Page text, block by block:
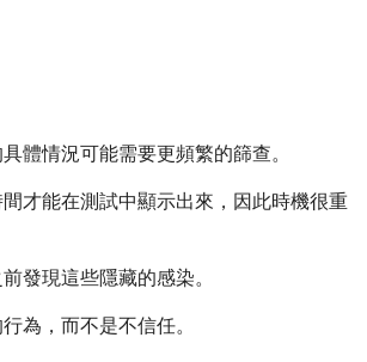
體情況可能需要更頻繁的篩查。
才能在測試中顯示出來，因此時機很重
發現這些隱藏的感染。
為，而不是不信任。